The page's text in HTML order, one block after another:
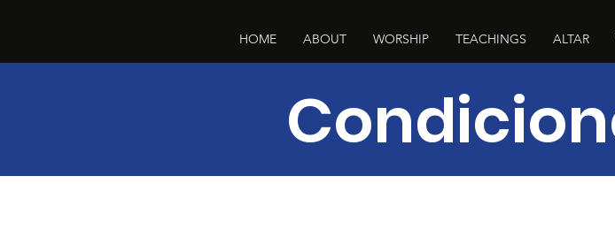
HOME ABOUT WORSHIP TEACHINGS ALTAR